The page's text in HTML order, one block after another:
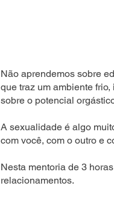
Não aprendemos sobre
que traz um ambiente
sobre o potencial
A sexualidade é algo
com você, com o outro e
Nesta mentoria de 3
relacionamentos.